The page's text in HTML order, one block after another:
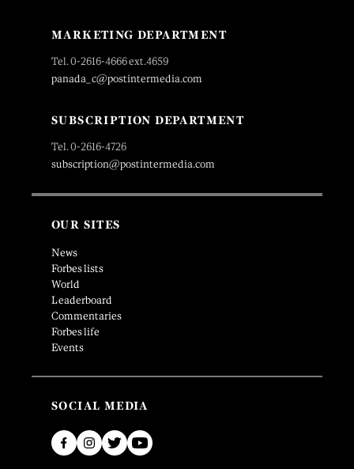
MARKETING DEPARTMENT
Tel. 0-2616-4666 ext.4659
panada_c@postintermedia.com
SUBSCRIPTION DEPARTMENT
Tel. 0-2616-4726
subscription@postintermedia.com
OUR SITES
News
Forbes lists
World
Leaderboard
Commentaries
Forbes life
Events
SOCIAL MEDIA